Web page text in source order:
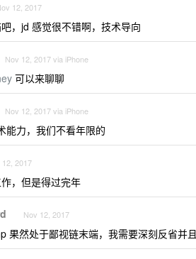
12, 2017
，jd 感觉很不错啊，技术导向
Nov 12, 2017 via iPhone
可以来聊聊
Nov 12, 2017 via iPhone
能力，我们不看年限的
12, 2017
，但是得过完年
Nov 12, 2017
果然处于鄙视链末端，我需要深刻反省并